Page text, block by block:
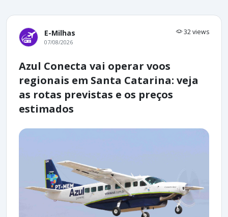
E-Milhas 32 views
07/08/2026
Azul Conecta vai operar voos
regionais em Santa Catarina: veja
as rotas previstas e os preços
estimados